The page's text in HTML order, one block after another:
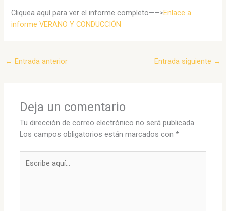
Cliquea aquí para ver el informe completo—–>Enlace a
informe VERANO Y CONDUCCIÓN
← Entrada anterior Entrada siguiente →
Deja un comentario
Tu dirección de correo electrónico no será publicada.
Los campos obligatorios están marcados con*
aquí...